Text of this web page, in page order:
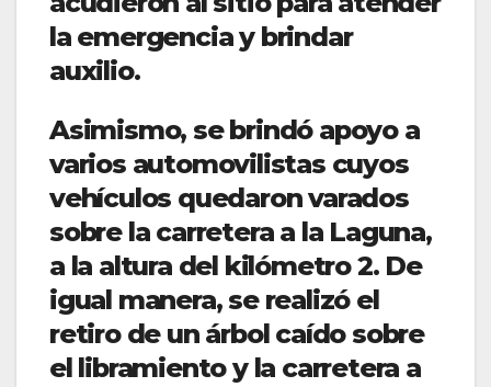
la emergencia y brindar
auxilio.
Asimismo, se brindó apoyo a
varios automovilistas cuyos
vehículos quedaron varados
sobre la carretera a la Laguna,
a la altura del kilómetro 2. De
igual manera, se realizó el
retiro de un árbol caído sobre
el libramiento y la carretera a